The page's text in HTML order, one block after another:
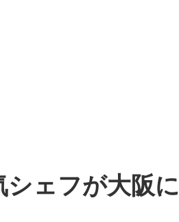
ェフが大阪に